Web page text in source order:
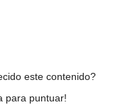
este contenido?
para puntuar!